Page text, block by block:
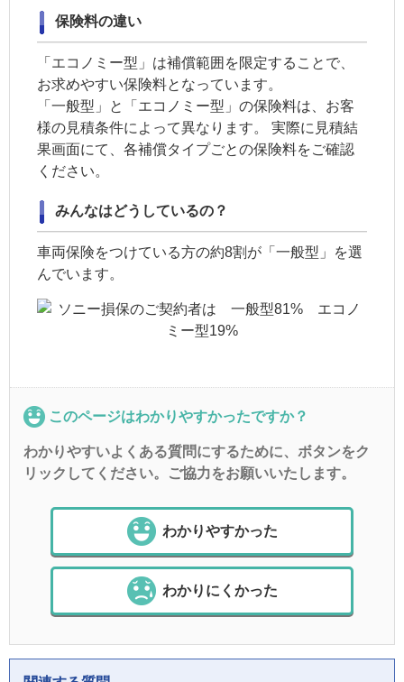
保険料の違い
「エコノミー型」は補償範囲を限定することで、
お求めやすい保険料となっています。
「一般型」と「エコノミー型」の保険料は、お客
様の見積条件によって異なります。 実際に見積結
果画面にて、各補償タイプごとの保険料をご確認
ください。
みんなはどうしているの？
車両保険をつけている方の約8割が「一般型」を選
んでいます。
このページはわかりやすかったですか？
わかりやすいよくある質問にするために、ボタンをク
リックしてください。ご協力をお願いいたします。
わかりやすかった
わかりにくかった